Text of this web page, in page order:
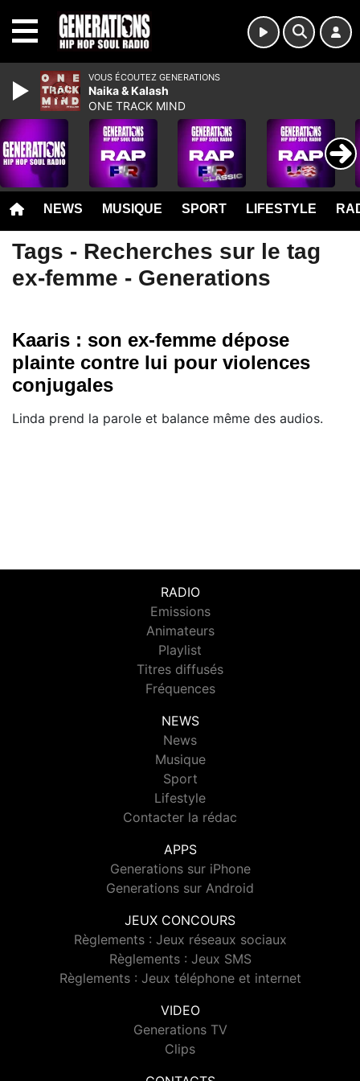
NEWS MUSIQUE SPORT LIFESTYLE
Tags - Recherches sur le tag
ex-femme - Generations
Kaaris : son ex-femme dépose
plainte contre lui pour violences
conjugales
Linda prend la parole et balance même des audios.
RADIO
Emissions
Animateurs
Playlist
Titres diffusés
Fréquences
NEWS
News
Musique
Sport
Lifestyle
Contacter la rédac
APPS
Generations sur iPhone
Generations sur Android
JEUX CONCOURS
Règlements : Jeux réseaux sociaux
Règlements : Jeux SMS
Règlements : Jeux téléphone et internet
VIDEO
Generations TV
Clips
VOUS ÉCOUTEZ GENERATIONS
Naika & Kalash
ONE TRACK MIND